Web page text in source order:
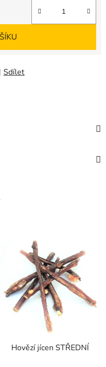
Sdílet
Hovězí jícen STŘEDNÍ